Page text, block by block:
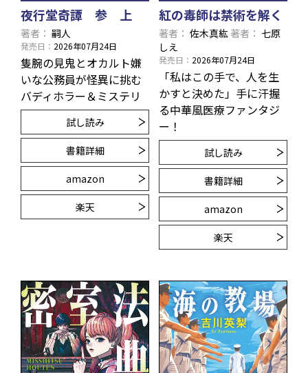
夜行堂奇譚 参 上
著者 嗣人
発売日 2026年07月24日
隻腕の見鬼とオカルト嫌
いな公務員が怪異に挑む
バディホラー＆ミステリ
試し読み
書籍詳細
amazon
楽天
紅の毒師は禁術を解く
著者 佐木真紘著者
七原
しえ
発売日 2026年07月24日
「私はこの手で、人を生
かすと決めた」手に汗握
る中華風医療ファンタジ
ー！
試し読み
書籍詳細
amazon
楽天